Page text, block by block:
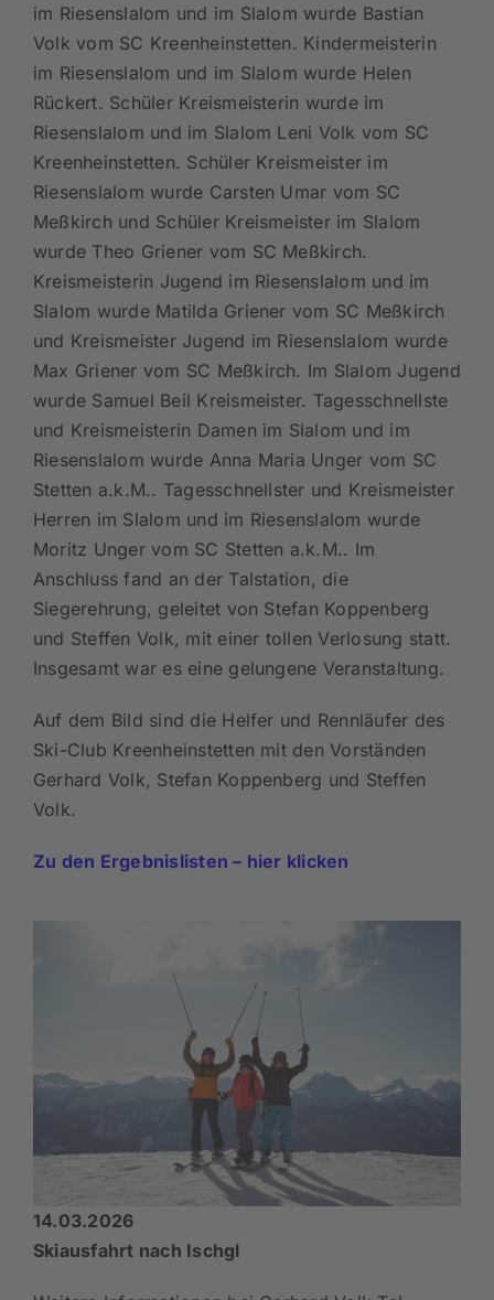
im Riesenslalom und im Slalom wurde Bastian
Volk vom SC Kreenheinstetten. Kindermeisterin
im Riesenslalom und im Slalom wurde Helen
Rückert. Schüler Kreismeisterin wurde im
Riesenslalom und im Slalom Leni Volk vom SC
Kreenheinstetten. Schüler Kreismeister im
Riesenslalom wurde Carsten Umar vom SC
Meßkirch und Schüler Kreismeister im Slalom
wurde Theo Griener vom SC Meßkirch.
Kreismeisterin Jugend im Riesenslalom und im
Slalom wurde Matilda Griener vom SC Meßkirch
und Kreismeister Jugend im Riesenslalom wurde
Max Griener vom SC Meßkirch. Im Slalom Jugend
wurde Samuel Beil Kreismeister. Tagesschnellste
und Kreismeisterin Damen im Slalom und im
Riesenslalom wurde Anna Maria Unger vom SC
Stetten a.k.M.. Tagesschnellster und Kreismeister
Herren im Slalom und im Riesenslalom wurde
Moritz Unger vom SC Stetten a.k.M.. Im
Anschluss fand an der Talstation, die
Siegerehrung, geleitet von Stefan Koppenberg
und Steffen Volk, mit einer tollen Verlosung statt.
Insgesamt war es eine gelungene Veranstaltung.
Auf dem Bild sind die Helfer und Rennläufer des
Ski-Club Kreenheinstetten mit den Vorständen
Gerhard Volk, Stefan Koppenberg und Steffen
Volk.
Zu den Ergebnislisten – hier klicken
14.03.2026
Skiausfahrt nach Ischgl